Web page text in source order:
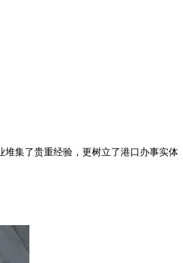
集了贵重经验，更树立了港口办事实体